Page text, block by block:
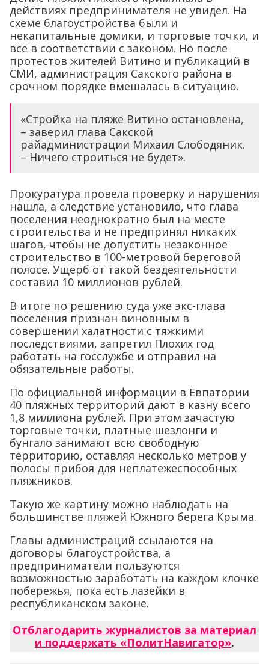
действиях предпринимателя не увидел. На
схеме благоустройства были и
некапитальные домики, и торговые точки, и
все в соответствии с законом. Но после
протестов жителей Витино и публикаций в
СМИ, администрация Сакского района в
срочном порядке вмешалась в ситуацию.
«Стройка на пляже Витино остановлена,
– заверил глава Сакской
райадминистрации Михаил Слободяник.
– Ничего строиться не будет».
Прокуратура провела проверку и нарушения
нашла, а следствие установило, что глава
поселения неоднократно был на месте
строительства и не предпринял никаких
шагов, чтобы не допустить незаконное
строительство в 100-метровой береговой
полосе. Ущерб от такой бездеятельности
составил 10 миллионов рублей.
В итоге по решению суда уже экс-глава
поселения признан виновным в
совершении халатности с тяжкими
последствиями, запретил Плохих год
работать на госслужбе и отправил на
обязательные работы.
По официальной информации в Евпатории
40 пляжных территорий дают в казну всего
1,8 миллиона рублей. При этом зачастую
торговые точки, платные шезлонги и
бунгало занимают всю свободную
территорию, оставляя несколько метров у
полосы прибоя для неплатежеспособных
пляжников.
Такую же картину можно наблюдать на
большинстве пляжей Южного берега Крыма.
Главы администраций ссылаются на
договоры благоустройства, а
предприниматели пользуются
возможностью заработать на каждом клочке
побережья, пока есть лазейки в
республиканском законе.
Отблагодарить журналистов за материал
и поддержать «ПолитНавигатор».